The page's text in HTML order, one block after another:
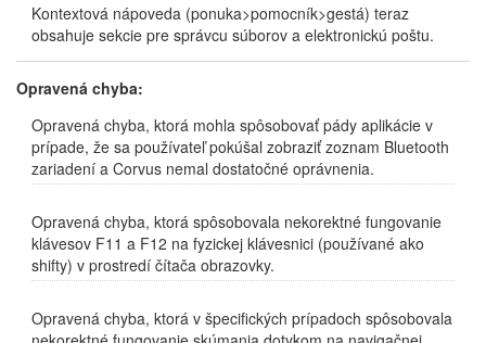
Kontextová nápoveda (ponuka>pomocník>gestá) teraz
obsahuje sekcie pre správcu súborov a elektronickú poštu.
Opravená chyba:
Opravená chyba, ktorá mohla spôsobovať pády aplikácie v
prípade, že sa používateľ pokúšal zobraziť zoznam Bluetooth
zariadení a Corvus nemal dostatočné oprávnenia.
Opravená chyba, ktorá spôsobovala nekorektné fungovanie
klávesov F11 a F12 na fyzickej klávesnici (používané ako
shifty) v prostredí čítača obrazovky.
Opravená chyba, ktorá v špecifických prípadoch spôsobovala